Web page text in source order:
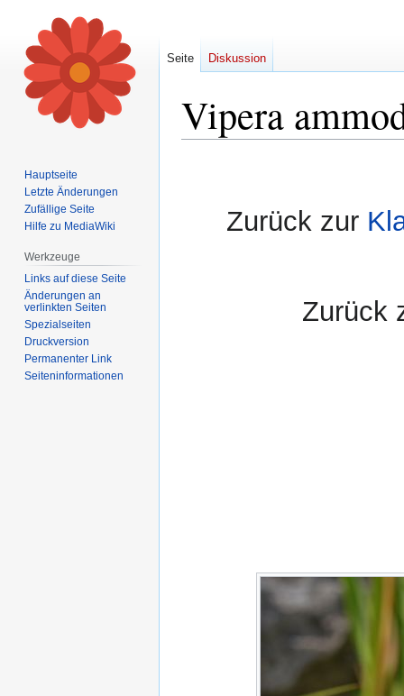
Vipera
Zurück zur
Zurück
Seite Diskussion
Hauptseite
Letzte Änderungen
Zufällige Seite
Hilfe zu MediaWiki
Werkzeuge
Links auf diese Seite
Änderungen an
verlinkten Seiten
Spezialseiten
Druckversion
Permanenter Link
Seiten­informationen